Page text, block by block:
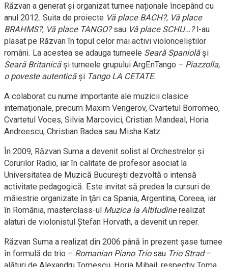
Răzvan a generat și organizat turnee naționale începând cu
anul 2012. Suita de proiecte Vă place BACH?, Vă place
BRAHMS?, Vă place TANGO?sau Vă place SCHU…?l-au
plasat pe Răzvan în topul celor mai activi violonceliștilor
români. La acestea se adauga turneele Seară Spaniolăși
Seară Britanicăși turneele grupului ArgEnTango – Piazzolla,
o poveste autenticăși Tango LA CETATE.
A colaborat cu nume importante ale muzicii clasice
internaţionale, precum Maxim Vengerov, Cvartetul Borromeo,
Cvartetul Voces, Silvia Marcovici, Cristian Mandeal, Horia
Andreescu, Christian Badea sau Misha Katz.
În 2009, Răzvan Suma a devenit solist al Orchestrelor şi
Corurilor Radio, iar în calitate de profesor asociat la
Universitatea de Muzică Bucureşti dezvoltă o intensă
activitate pedagogică. Este invitat să predea la cursuri de
măiestrie organizate în ţări ca Spania, Argentina, Coreea, iar
în România, masterclass-ul Muzica la Altitudinerealizat
alaturi de violonistul Ştefan Horvath, a devenit un reper.
Răzvan Suma a realizat din 2006 până în prezent şase turnee
în formulă de trio – Romanian Piano Triosau Trio Strad–